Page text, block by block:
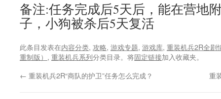
备注:任务完成后5天后，能在营地
子，小狗被杀后5天复活
此条目发表在内容分类, 攻略, 游戏专题, 游戏库, 重装机兵2R全剧
重制版） , 重装机兵系列分类目录。将固定链接加入收藏夹。
← 重装机兵2R“商队的护卫”任务怎么完成？ 重